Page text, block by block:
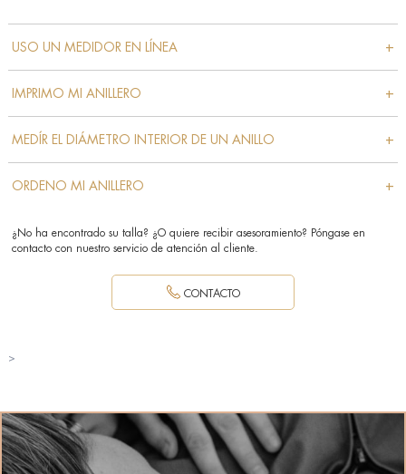
USO UN MEDIDOR EN LÍNEA +
IMPRIMO MI ANILLERO +
MEDÍR EL DIÁMETRO INTERIOR DE UN ANILLO +
ORDENO MI ANILLERO +
¿No ha encontrado su talla? ¿O quiere recibir asesoramiento? Póngase en
contacto con nuestro servicio de atención al cliente.
CONTACTO
>